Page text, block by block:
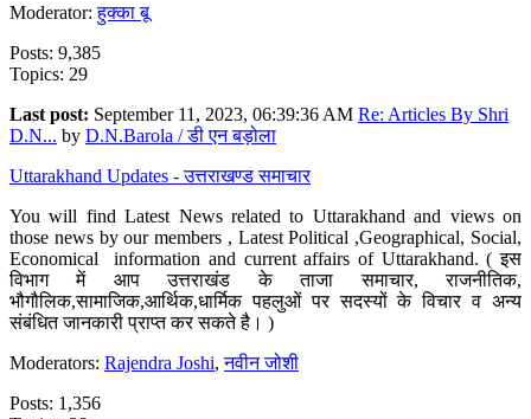
Moderator:हुक्का बू
Posts: 9,385
Topics: 29
Last post: September 11, 2023, 06:39:36 AM Re: Articles By Shri
D.N... by D.N.Barola / डी एन बड़ोला
Uttarakhand Updates - उत्तराखण्ड समाचार
You will find Latest News related to Uttarakhand and views on
those news by our members , Latest Political ,Geographical, Social,
Economical information and current affairs of Uttarakhand. ( इस
विभाग में आप उत्तराखंड के ताजा समाचार, राजनीतिक,
भौगौलिक,सामाजिक,आर्थिक,धार्मिक पहलुओं पर सदस्यों के विचार व अन्य
संबंधित जानकारी प्राप्त कर सकते है। )
Moderators: Rajendra Joshi,नवीन जोशी
Posts: 1,356